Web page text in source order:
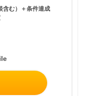
含む）＋条件達成